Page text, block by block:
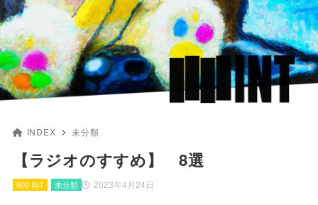
INDEX 未分類
【ラジオのすすめ】 8選
600 INT 2023年4月24日
未分類